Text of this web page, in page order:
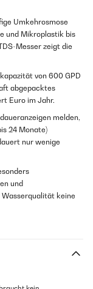
Umkehrosmose
und Mikroplastik bis
Messer zeigt die
von 600 GPD
abgepacktes
Euro im Jahr.
melden,
24 Monate)
nur wenige
und
keine